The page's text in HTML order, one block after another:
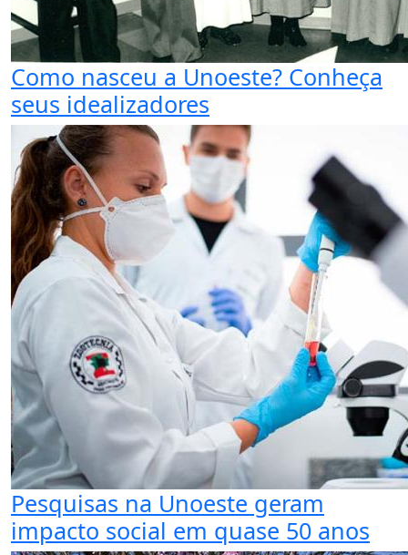
Como nasceu a Unoeste? Conheça
seus idealizadores
Pesquisas na Unoeste geram
impacto social em quase 50 anos